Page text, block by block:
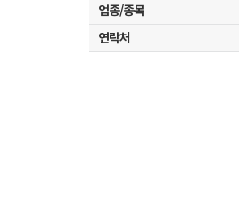
업종/종목
연락처